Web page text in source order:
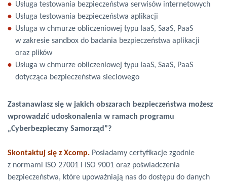
Usługa testowania bezpieczeństwa serwisów internetowych
Usługa testowania bezpieczeństwa aplikacji
Usługa w chmurze obliczeniowej typu IaaS, SaaS, PaaS
w zakresie sandbox do badania bezpieczeństwa aplikacji
oraz plików
Usługa w chmurze obliczeniowej typu IaaS, SaaS, PaaS
dotycząca bezpieczeństwa sieciowego
Zastanawiasz się w jakich obszarach bezpieczeństwa możesz
wprowadzić udoskonalenia w ramach programu
„Cyberbezpieczny Samorząd”?
Skontaktuj się z Xcomp. Posiadamy certyfikacje zgodnie
z normami ISO 27001 i ISO 9001 oraz poświadczenia
bezpieczeństwa, które upoważniają nas do dostępu do danych